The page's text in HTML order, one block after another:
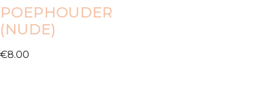
POEPHOUDER
(NUDE)
€8.00